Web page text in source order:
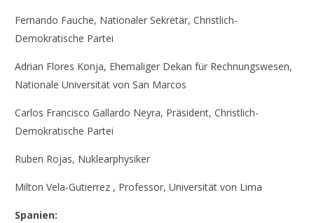
Fernando Fauche, Nationaler Sekretär, Christlich-
Demokratische Partei
Adrian Flores Konja, Ehemaliger Dekan für Rechnungswesen,
Nationale Universität von San Marcos
Carlos Francisco Gallardo Neyra, Präsident, Christlich-
Demokratische Partei
Ruben Rojas, Nuklearphysiker
Milton Vela-Gutierrez , Professor, Universität von Lima
Spanien: